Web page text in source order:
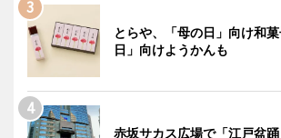
とらや、「母の日」向け和
日」向けようかんも
赤坂サカス広場で「江戸